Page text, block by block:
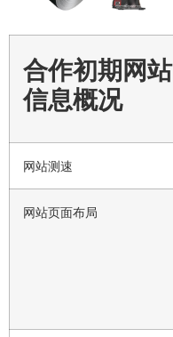
合作初期网站
信息概况
网站测速
网站页面布局